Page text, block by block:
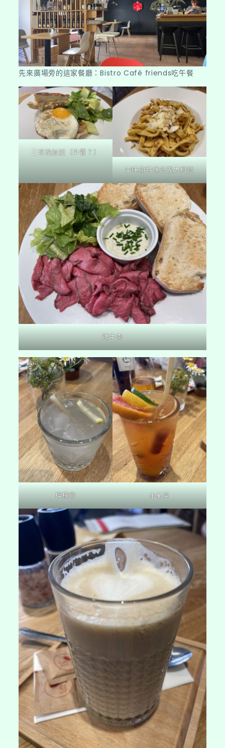
先來廣場旁的這家餐廳：Bistro Café friends吃午餐
三明治加蛋（早餐？）
口味頗特殊的義大利麵
烤牛肉
檸檬飲 水果茶